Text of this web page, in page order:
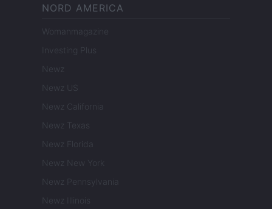
NORD AMERICA
Womanmagazine
Investing Plus
Newz
Newz US
Newz California
Newz Texas
Newz Florida
Newz New York
Newz Pennsylvania
Newz Illinois